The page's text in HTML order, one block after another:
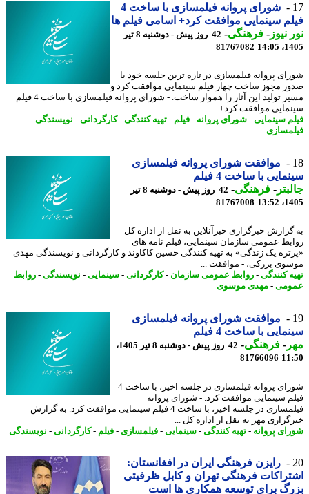
شورای پروانه فیلمسازی با ساخت 4
سینمایی موافقت کرد+ اسامی فیلم ها
نیوز-فرهنگی-
42 روز پیش - دوشنبه 8 تیر
81767082
پروانه فیلمسازی در تازه ترین جلسه خود با
مجوز ساخت چهار فیلم سینمایی موافقت کرد و
مسیر تولید این آثار را هموار ساخت. - شورای پروانه فیلمسازی با ساخت 4 فیلم
موافقت کرد+ ...
سینمایی-شورای پروانه - فیلم -تهیه کنندگی-کارگردانی- نویسندگی-
​​​​​​​موافقت شورای پروانه فیلمسازی
با ساخت 4 فیلم
-فرهنگی-
42 روز پیش - دوشنبه 8 تیر
81767008
خبرگزاری خبرآنلاین به نقل از اداره کل
عمومی سازمان سینمایی، فیلم نامه های
یک زندگی» به تهیه کنندگی حسین کاکاوند و کارگردانی و نویسندگی مهدی
برزکی، - ​​​​​​​موافقت ...
کنندگی-روابط عمومی سازمان -کارگردانی- سینمایی-نویسندگی-روابط
-مهدی موسوی
موافقت شورای پروانه فیلمسازی
با ساخت 4 فیلم
-فرهنگی-
42 روز پیش - دوشنبه 8 تیر 1405،
81766096
شورای پروانه فیلمسازی در جلسه اخیر، با ساخت 4
سینمایی موافقت کرد. - شورای پروانه
فیلمسازی در جلسه اخیر، با ساخت 4 فیلم سینمایی موافقت کرد. به گزارش
مهر به نقل از اداره کل ...
پروانه - تهیه کنندگی-سینمایی-فیلمسازی- فیلم -کارگردانی- نویسندگی
رایزن فرهنگی ایران در افغانستان:
فرهنگی تهران و کابل ظرفیتی
برای توسعه همکاری ها است